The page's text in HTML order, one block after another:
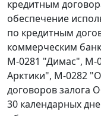
кредитным
обеспечение
по кредитным
коммерческим
М-0281 "Димас", М-
Арктики", М-0282
договоров залога
30 календарных